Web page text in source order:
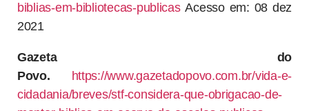
biblias-em-bibliotecas-publicasAcesso em: 08 dez
2021
Gazeta do
Povo.
https://www.gazetadopovo.com.br/vida-e-
cidadania/breves/stf-considera-que-obrigacao-de-